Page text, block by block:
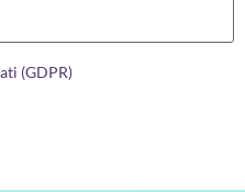
(GDPR)